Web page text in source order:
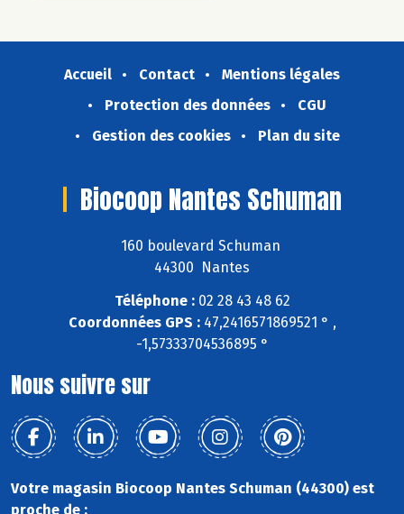
Accueil Contact
Mentions légales
Protection des données
CGU
Gestion des cookies
Plan du site
Biocoop Nantes Schuman
160 boulevard Schuman
44300 Nantes
Téléphone :02 28 43 48 62
Coordonnées GPS :47,2416571869521 ° ,
-1,57333704536895 °
Nous suivre sur
Votre magasin Biocoop Nantes Schuman (44300) est
proche de :